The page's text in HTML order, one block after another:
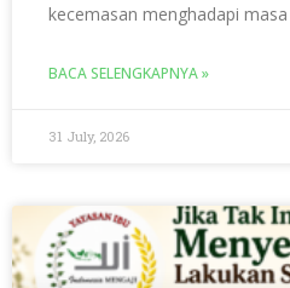
kecemasan menghadapi
BACA SELENGKAPNYA »
31 July, 2026